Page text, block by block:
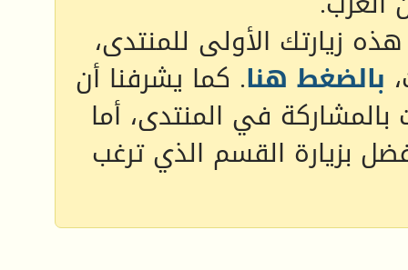
زيارتك الأولى للمنتدى،
بالضغط هنا. كما يشرفنا أن
بالمشاركة في المنتدى، أما
بزيارة القسم الذي ترغب